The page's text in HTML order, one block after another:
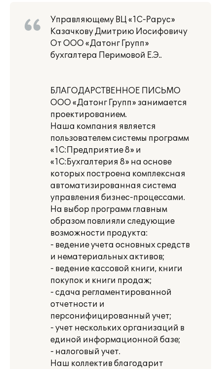
Управляющему ВЦ «1С-Рарус»
Казачкову Дмитрию Иосифовичу
От ООО «Датонг Групп»
бухгалтера Перимовой Е.Э..
БЛАГОДАРСТВЕННОЕ ПИСЬМО
ООО «Датонг Групп» занимается
проектированием.
Наша компания является
пользователем системы программ
«1С:Предприятие 8» и
«1С:Бухгалтерия 8» на основе
которых построена комплексная
автоматизированная система
управления бизнес-процессами.
На выбор программ главным
образом повлияли следующие
возможности продукта:
- ведение учета основных средств
и нематериальных активов;
- ведение кассовой книги, книги
покупок и книги продаж;
- сдача регламентированной
отчетности и
персонифицированный учет;
- учет нескольких организаций в
единой информационной базе;
- налоговый учет.
Наш коллектив благодарит